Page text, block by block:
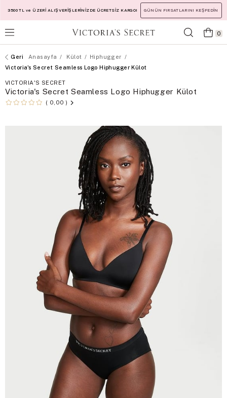
3500 TL ve ÜZERİ ALIŞVERİŞLERİNİZDE ÜCRETSİZ KARGO! GÜNÜN FIRSATLARINI KEŞFEDİN
0
Anasayfa Külot
Hiphugger
Victoria's Secret Seamless Logo Hiphugger Külot
VICTORIA'S SECRET
Victoria's Secret Seamless Logo Hiphugger Külot
0,00